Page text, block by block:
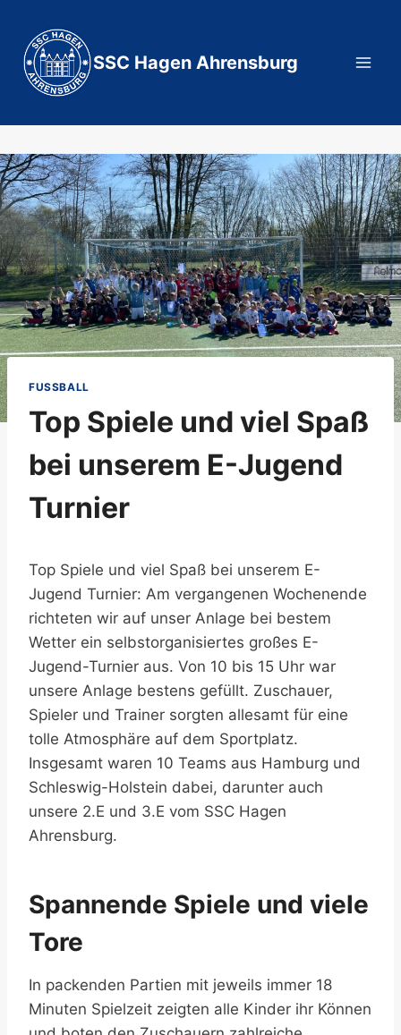
Inhalt
springen
SSC Hagen Ahrensburg
FUSSBALL
Top Spiele und viel Spaß
bei unserem E-Jugend
Turnier
Top Spiele und viel Spaß bei unserem E-
Jugend Turnier: Am vergangenen Wochenende
richteten wir auf unser Anlage bei bestem
Wetter ein selbstorganisiertes großes E-
Jugend-Turnier aus. Von 10 bis 15 Uhr war
unsere Anlage bestens gefüllt. Zuschauer,
Spieler und Trainer sorgten allesamt für eine
tolle Atmosphäre auf dem Sportplatz.
Insgesamt waren 10 Teams aus Hamburg und
Schleswig-Holstein dabei, darunter auch
unsere 2.E und 3.E vom SSC Hagen
Ahrensburg.
Spannende Spiele und viele
Tore
In packenden Partien mit jeweils immer 18
Minuten Spielzeit zeigten alle Kinder ihr Können